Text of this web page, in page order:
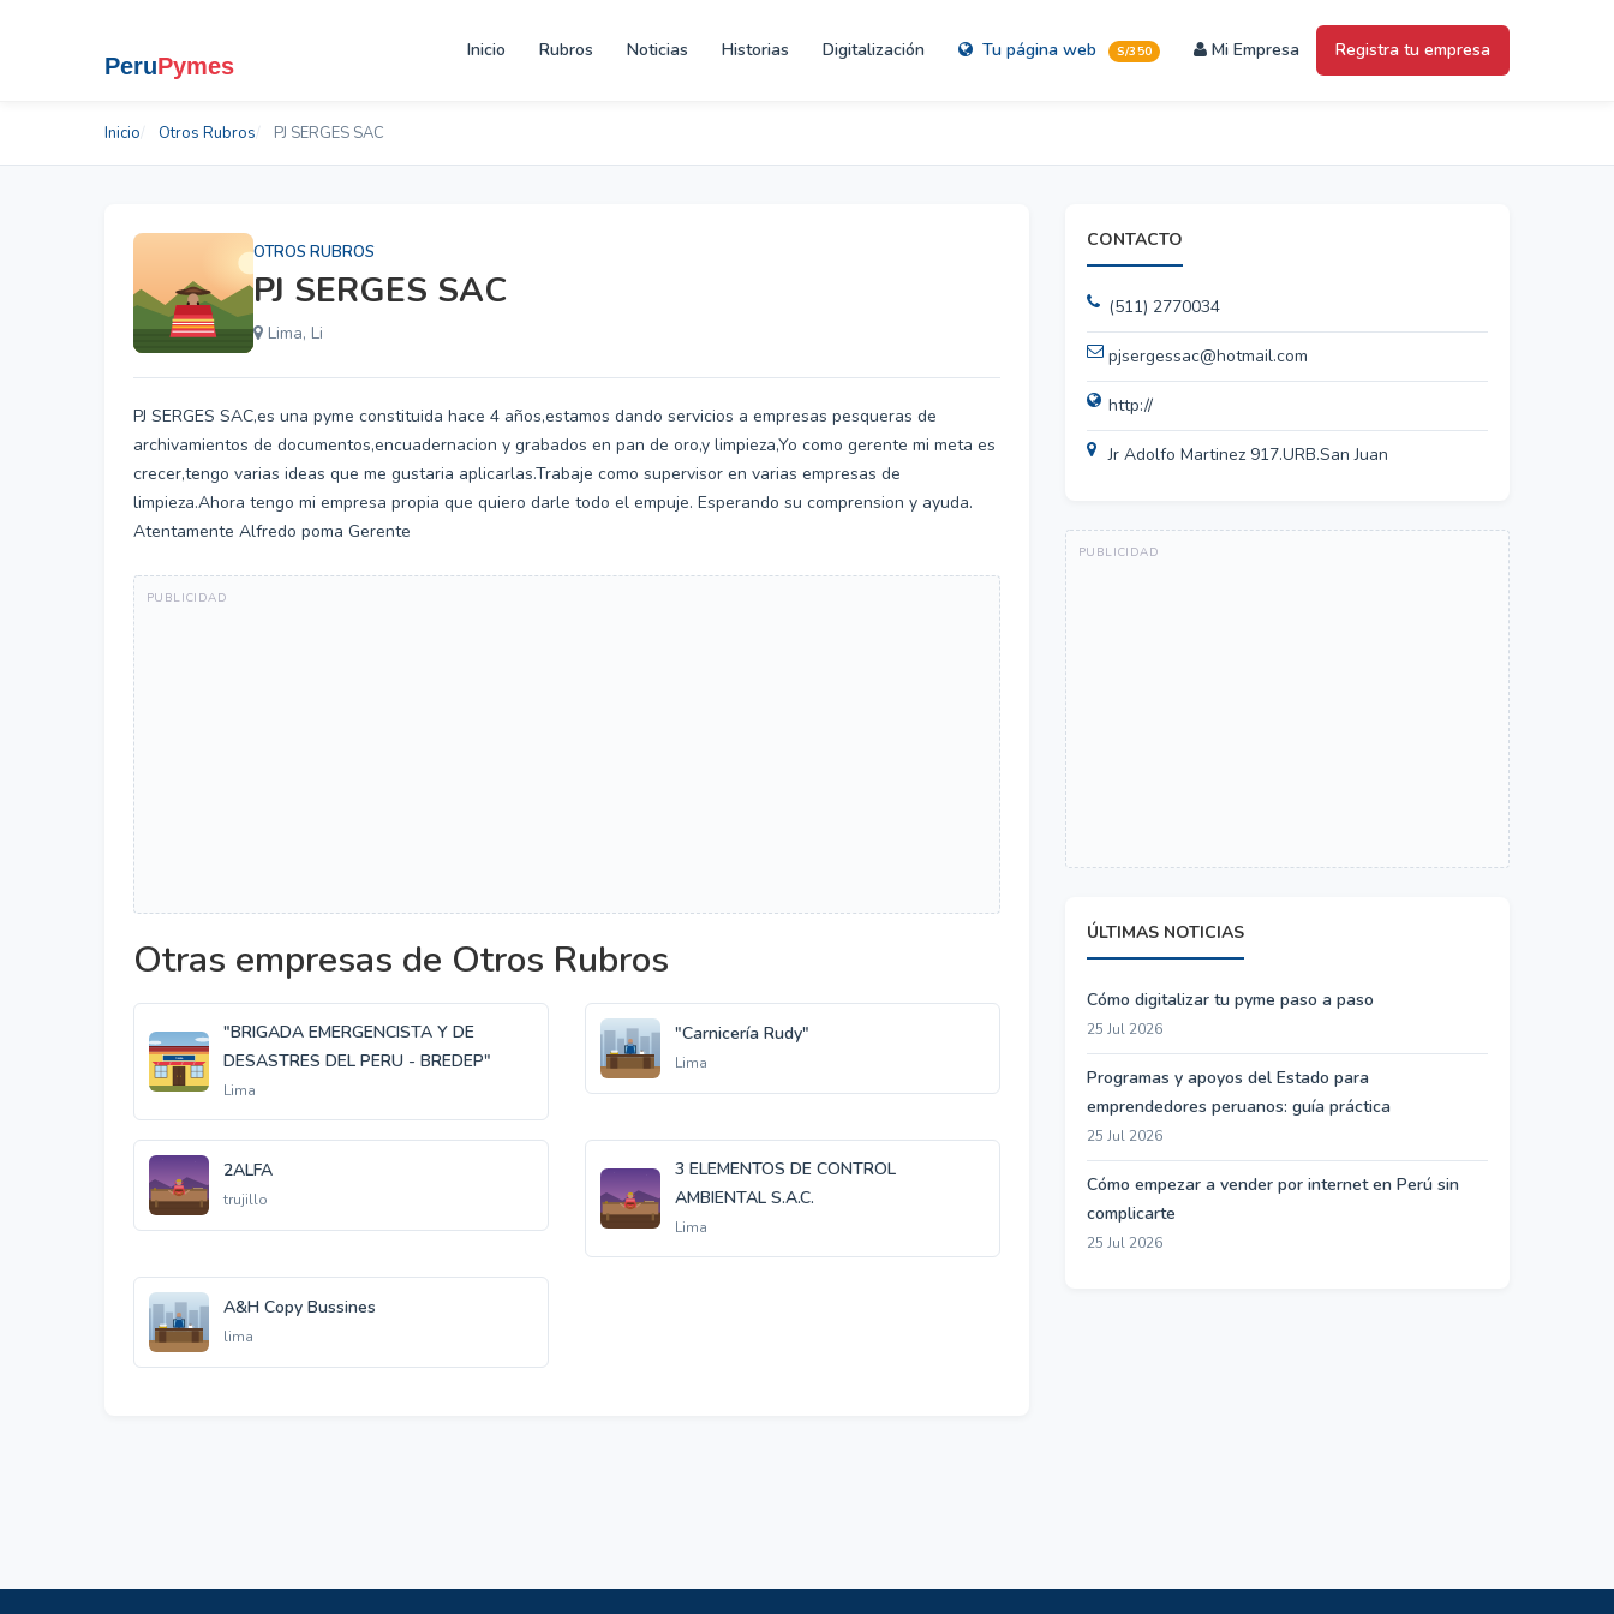
Inicio Rubros Noticias Historias Digitalización Tu página web S/350 Mi Empresa Registra tu empresa
Inicio Otros Rubros PJ SERGES SAC
OTROS RUBROS
PJ SERGES SAC
Lima, Li
PJ SERGES SAC,es una pyme constituida hace 4 años,estamos dando servicios a empresas pesqueras de
archivamientos de documentos,encuadernacion y grabados en pan de oro,y limpieza,Yo como gerente mi meta es
crecer,tengo varias ideas que me gustaria aplicarlas.Trabaje como supervisor en varias empresas de
limpieza.Ahora tengo mi empresa propia que quiero darle todo el empuje. Esperando su comprension y ayuda.
Atentamente Alfredo poma Gerente
Otras empresas de Otros Rubros
"BRIGADA EMERGENCISTA Y DE
DESASTRES DEL PERU - BREDEP"
Lima
"Carnicería Rudy"
Lima
2ALFA
trujillo
3 ELEMENTOS DE CONTROL
AMBIENTAL S.A.C.
Lima
A&H Copy Bussines
lima
CONTACTO
(511) 2770034
pjsergessac@hotmail.com
http://
Jr Adolfo Martinez 917.URB.San Juan
ÚLTIMAS NOTICIAS
Cómo digitalizar tu pyme paso a paso
25 Jul 2026
Programas y apoyos del Estado para
emprendedores peruanos: guía práctica
25 Jul 2026
Cómo empezar a vender por internet en Perú sin
complicarte
25 Jul 2026